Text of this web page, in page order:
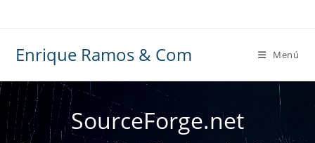
Enrique Ramos & Com Menú
SourceForge.net